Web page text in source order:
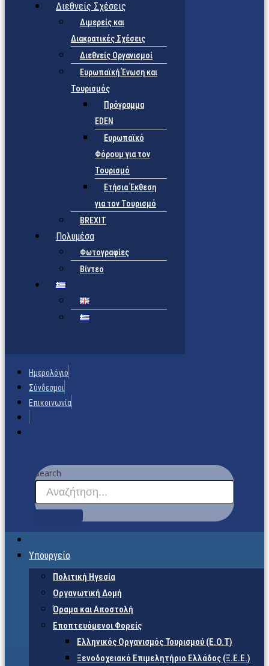
Διεθνείς Σχέσεις
Διμερείς και
Διακρατικές Σχέσεις
Διεθνείς Οργανισμοί
Ευρωπαϊκή Ένωση και
Τουρισμός
Πρόγραμμα
EDEN
Ευρωπαϊκό
Φόρουμ για τον
Τουρισμό
Ετήσια Έκθεση
για τον Τουρισμό
BREXIT
Πολυμέσα
Φωτογραφίες
Βίντεο
Ημερολόγιο
Σύνδεσμοι
Επικοινωνία
Search
Υπουργείο
Πολιτική Ηγεσία
Οργανωτική Δομή
Όραμα και Αποστολή
Εποπτευόμενοι Φορείς
Eλληνικός Οργανισμός Τουρισμού (Ε.Ο.Τ)
Ξενοδοχειακό Επιμελητήριο Ελλάδος (Ξ.Ε.Ε.)